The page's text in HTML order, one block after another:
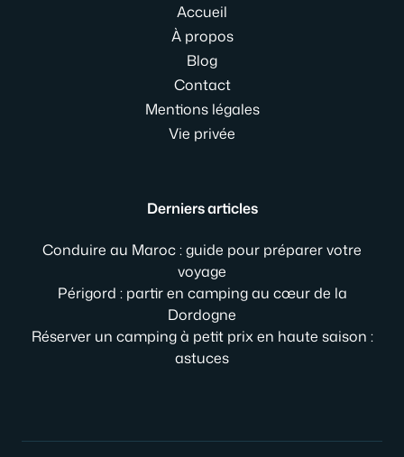
Accueil
À propos
Blog
Contact
Mentions légales
Vie privée
Derniers articles
Conduire au Maroc : guide pour préparer votre
voyage
Périgord : partir en camping au cœur de la
Dordogne
Réserver un camping à petit prix en haute saison :
astuces